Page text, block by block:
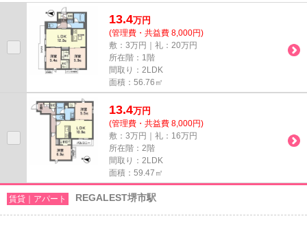
徒歩で11分で到着します。こち...
13.4万円
(管理費・共益費 8,000円)
敷：3万円｜礼：20万円
所在階：1階
間取り：2LDK
面積：56.76㎡
13.4万円
(管理費・共益費 8,000円)
敷：3万円｜礼：16万円
所在階：2階
間取り：2LDK
面積：59.47㎡
賃貸｜アパート REGALEST堺市駅